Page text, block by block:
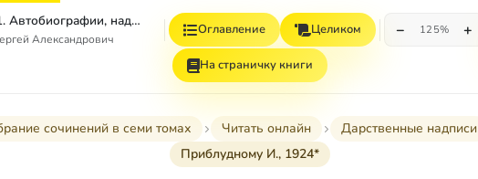
Том 7. Книга 1. Автобиографии, надписи и др
Александрович
Оглавление Целиком − 125% +
На страничку книги
сочинений в семи томах Читать онлайн Дарственные надписи
Приблудному И., 1924*